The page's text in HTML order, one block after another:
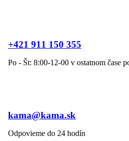
+421 911 150 355
Po - Št: 8:00-12-00 v ostatnom čase
kama@kama.sk
Odpovieme do 24 hodín